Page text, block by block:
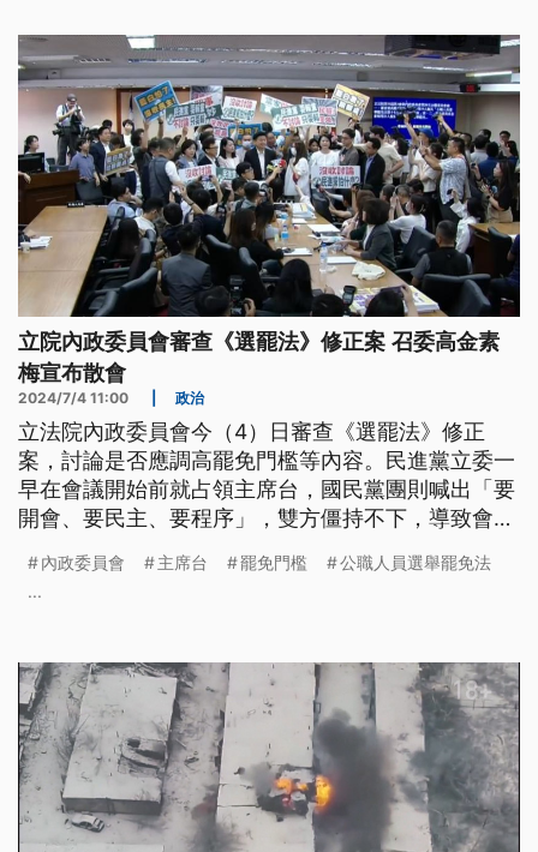
立院內政委員會審查《選罷法》修正案 召委高金素
梅宣布散會
2024/7/4 11:00 政治
立法院內政委員會今（4）日審查《選罷法》修正
案，討論是否應調高罷免門檻等內容。民進黨立委一
早在會議開始前就占領主席台，國民黨團則喊出「要
開會、要民主、要程序」，雙方僵持不下，導致會議
金素梅宣布散會。
內政委員會 主席台 罷免門檻
公職人員選舉罷免法
...